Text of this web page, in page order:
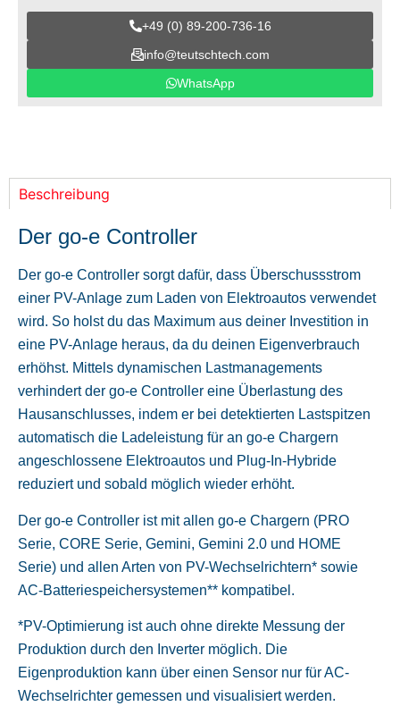
+49 (0) 89-200-736-16
info@teutschtech.com
WhatsApp
Beschreibung
Der go-e Controller
Der go-e Controller sorgt dafür, dass Überschussstrom
einer PV-Anlage zum Laden von Elektroautos verwendet
wird. So holst du das Maximum aus deiner Investition in
eine PV-Anlage heraus, da du deinen Eigenverbrauch
erhöhst. Mittels dynamischen Lastmanagements
verhindert der go-e Controller eine Überlastung des
Hausanschlusses, indem er bei detektierten Lastspitzen
automatisch die Ladeleistung für an go-e Chargern
angeschlossene Elektroautos und Plug-In-Hybride
reduziert und sobald möglich wieder erhöht.
Der go-e Controller ist mit allen go-e Chargern (PRO
Serie, CORE Serie, Gemini, Gemini 2.0 und HOME
Serie) und allen Arten von PV-Wechselrichtern* sowie
AC-Batteriespeichersystemen** kompatibel.
*PV-Optimierung ist auch ohne direkte Messung der
Produktion durch den Inverter möglich. Die
Eigenproduktion kann über einen Sensor nur für AC-
Wechselrichter gemessen und visualisiert werden.